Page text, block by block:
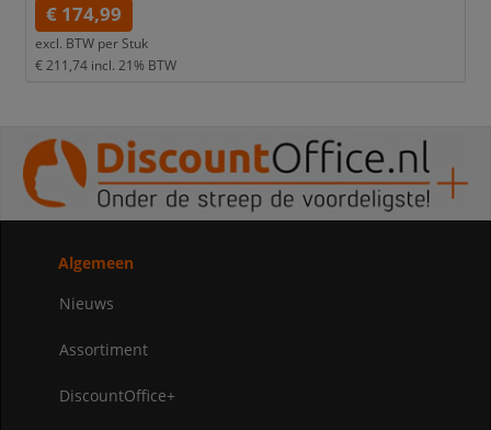
€ 174,99
excl. BTW per Stuk
€ 211,74 incl. 21% BTW
Algemeen
Nieuws
Assortiment
DiscountOffice+